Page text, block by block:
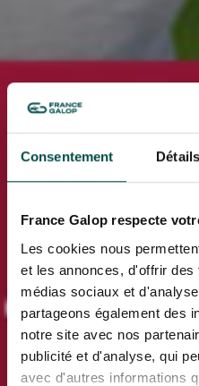
Consentement Détails
France Galop respecte
Les cookies nous
et les annonces, d'offrir
médias sociaux et
partageons également des
notre site avec nos
publicité et d'analyse, qui
avec d'autres informations